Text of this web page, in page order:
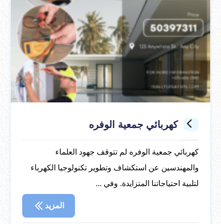
كهربائي جمعية الوفره
كهربائي جمعية الوفره لم تتوقف جهود العلماء
والمهندسين عن استكشاف وتطوير تكنولوجيا الكهرباء
لتلبية احتياجاتنا المتزايدة. وفي ...
المزيد